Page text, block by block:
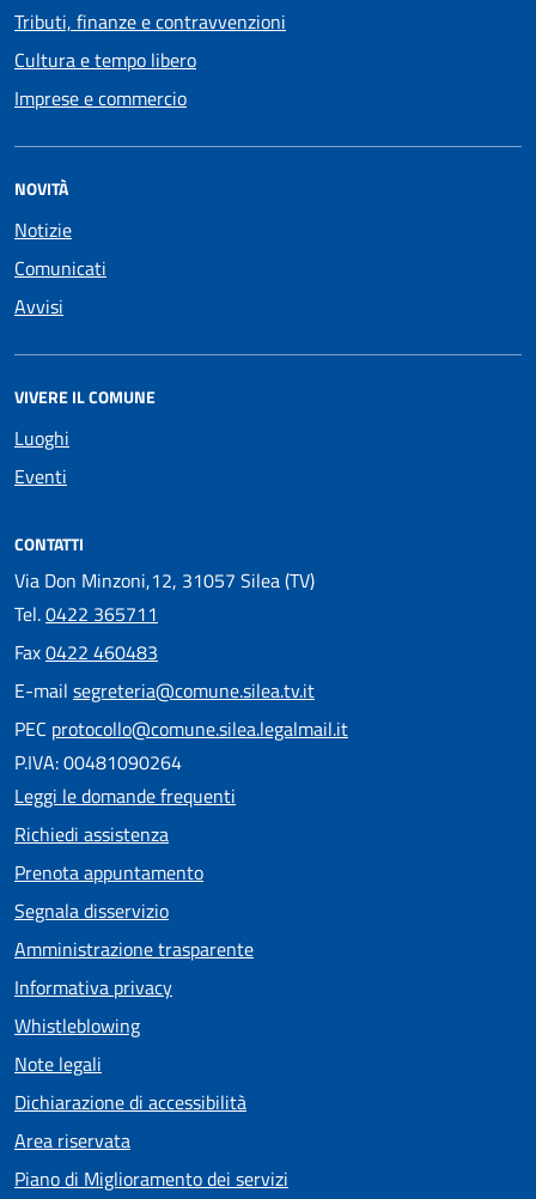
Tributi, finanze e contravvenzioni
Cultura e tempo libero
Imprese e commercio
NOVITÀ
Notizie
Comunicati
Avvisi
VIVERE IL COMUNE
Luoghi
Eventi
CONTATTI
Via Don Minzoni,12, 31057 Silea (TV)
Tel.0422 365711
Fax0422 460483
E-mail segreteria@comune.silea.tv.it
PEC protocollo@comune.silea.legalmail.it
P.IVA: 00481090264
Leggi le domande frequenti
Richiedi assistenza
Prenota appuntamento
Segnala disservizio
Amministrazione trasparente
Informativa privacy
Whistleblowing
Note legali
Dichiarazione di accessibilità
Area riservata
Piano di Miglioramento dei servizi